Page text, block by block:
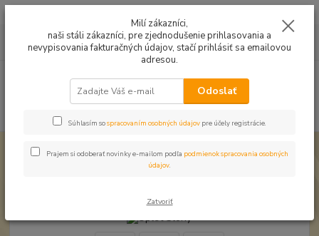
0949224331
9:00 -14:30
za0,00 EUR
Milí zákazníci,
naši stáli zákazníci, pre zjednodušenie prihlasovania a
nevypisovania fakturačných údajov, stačí prihlásiť sa emailovou
adresou.
Odoslať
Súhlasím sospracovaním osobných údajov pre účely registrácie.
Prajem si odoberať novinky e-mailom podľa podmienok spracovania osobných
údajov.
Zatvoriť